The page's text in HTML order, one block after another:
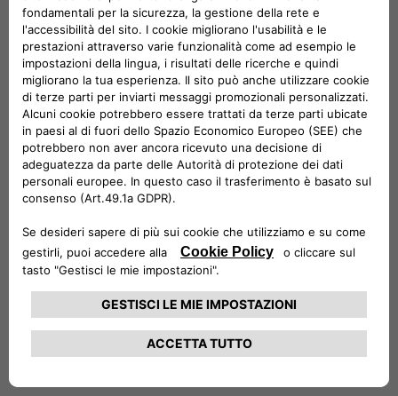
leggere le tue informazioni.
04
ORA TOCCA A NOI
A questo punto in pochi
esclusivamente i dati che ci
servono, per darti una rapida
risposta alla tua richiesta di
finanziamento o prestito.